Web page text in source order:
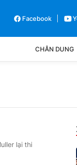
Facebook
CHÂN DUNG
lại thi